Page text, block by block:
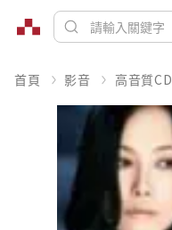
首頁 影音 高音質CD